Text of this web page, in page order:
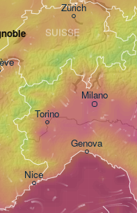
Milano
Torino
Genova
Zürich
Nice
SUISSE